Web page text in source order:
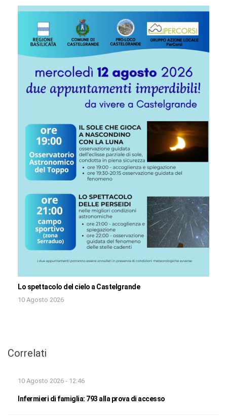
Lo spettacolo del cielo a Castelgrande
10 Agosto 2026
Correlati
10 Agosto 2026 - 12:46
Infermieri di famiglia: 793 alla prova di accesso